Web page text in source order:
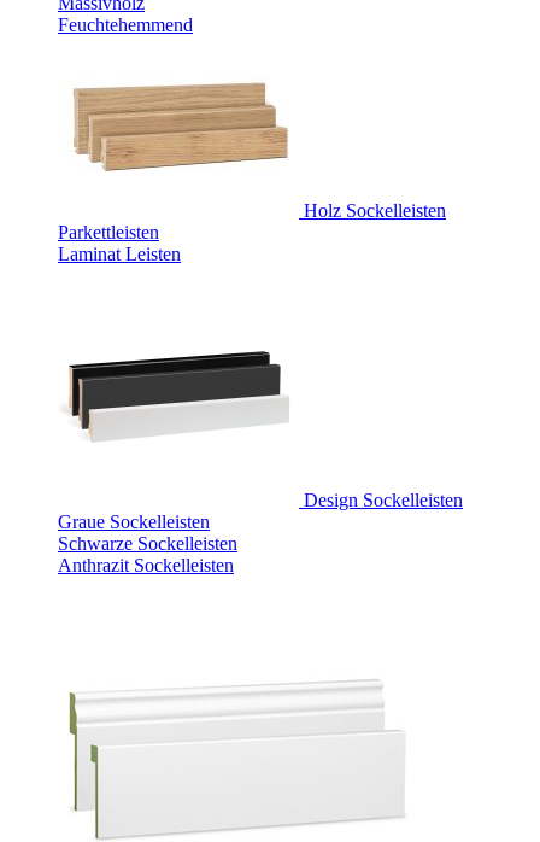
Feuchtehemmend
Holz Sockelleisten
Parkettleisten
Laminat Leisten
Design Sockelleisten
Graue Sockelleisten
Schwarze Sockelleisten
Anthrazit Sockelleisten